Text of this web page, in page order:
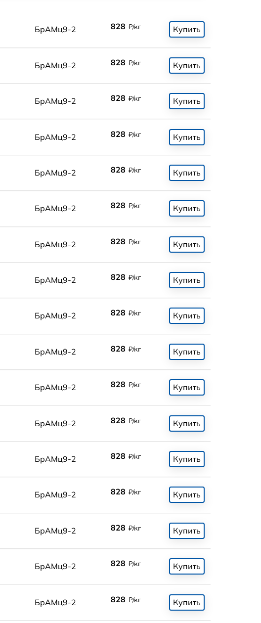
БрАМц9-2 828 ₽/кг Купить
БрАМц9-2 828 ₽/кг Купить
БрАМц9-2 828 ₽/кг Купить
БрАМц9-2 828 ₽/кг Купить
БрАМц9-2 828 ₽/кг Купить
БрАМц9-2 828 ₽/кг Купить
БрАМц9-2 828 ₽/кг Купить
БрАМц9-2 828 ₽/кг Купить
БрАМц9-2 828 ₽/кг Купить
БрАМц9-2 828 ₽/кг Купить
БрАМц9-2 828 ₽/кг Купить
БрАМц9-2 828 ₽/кг Купить
БрАМц9-2 828 ₽/кг Купить
БрАМц9-2 828 ₽/кг Купить
БрАМц9-2 828 ₽/кг Купить
БрАМц9-2 828 ₽/кг Купить
БрАМц9-2 828 ₽/кг Купить